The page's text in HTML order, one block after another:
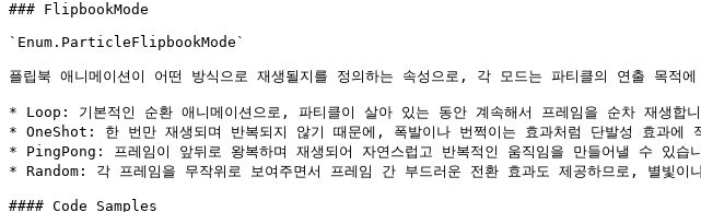
### FlipbookMode
`Enum.ParticleFlipbookMode`
플립북 애니메이션이 어떤 방식으로 재생될지를 정의하는 속성으로, 각 모드는 파티클의 연출 목적
* Loop: 기본적인 순환 애니메이션으로, 파티클이 살아 있는 동안 계속해서 프레임을 순차 재생합
* OneShot: 한 번만 재생되며 반복되지 않기 때문에, 폭발이나 번쩍이는 효과처럼 단발성 효과에
* PingPong: 프레임이 앞뒤로 왕복하며 재생되어 자연스럽고 반복적인 움직임을 만들어낼 수 있습
* Random: 각 프레임을 무작위로 보여주면서 프레임 간 부드러운 전환 효과도 제공하므로, 별빛이
#### Code Samples